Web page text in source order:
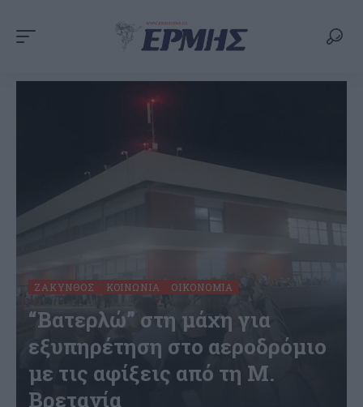
ΖΆΚΥΝΘΟΣ ΚΟΙΝΩΝΊΑ ΟΙΚΟΝΟΜΊΑ
“Βατερλώ” στη μάχη για
εξυπηρέτηση στο αεροδρόμιο
με τις αφίξεις από τη Μ.
Βρετανία